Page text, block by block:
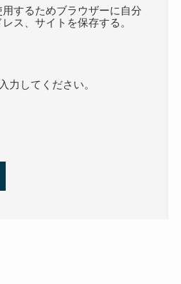
するためブラウザーに自分
ス、サイトを保存する。
力してください。